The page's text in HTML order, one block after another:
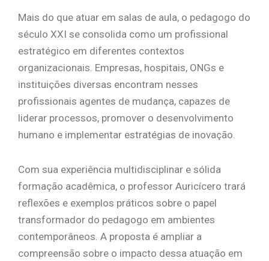
Mais do que atuar em salas de aula, o pedagogo do
século XXI se consolida como um profissional
estratégico em diferentes contextos
organizacionais. Empresas, hospitais, ONGs e
instituições diversas encontram nesses
profissionais agentes de mudança, capazes de
liderar processos, promover o desenvolvimento
humano e implementar estratégias de inovação.
Com sua experiência multidisciplinar e sólida
formação acadêmica, o professor Auricícero trará
reflexões e exemplos práticos sobre o papel
transformador do pedagogo em ambientes
contemporâneos. A proposta é ampliar a
compreensão sobre o impacto dessa atuação em